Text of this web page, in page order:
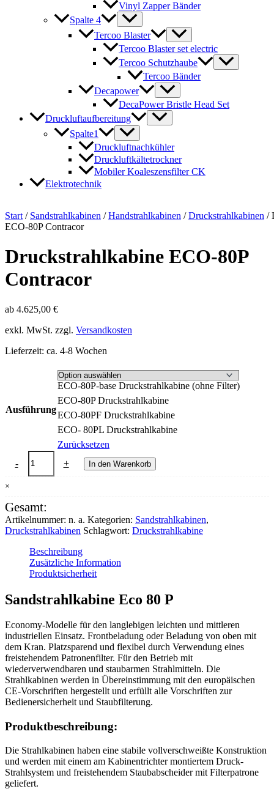
Vinyl Zapper Bänder
Spalte 4
Tercoo Blaster
Tercoo Blaster set electric
Tercoo Schutzhaube
Tercoo Bänder
Decapower
DecaPower Bristle Head Set
Druckluftaufbereitung
Spalte1
Druckluftnachkühler
Druckluftkältetrockner
Mobiler Koaleszensfilter CK
Elektrotechnik
Start / Sandstrahlkabinen /Handstrahlkabinen /Druckstrahlkabinen /
ECO-80P Contracor
Druckstrahlkabine ECO-80P
Contracor
ab 4.625,00 €
exkl. MwSt. zzgl. Versandkosten
Lieferzeit: ca. 4-8 Wochen
Ausführung
ECO-80P-base Druckstrahlkabine (ohne Filter)
ECO-80P Druckstrahlkabine
ECO-80PF Druckstrahlkabine
ECO- 80PL Druckstrahlkabine
Zurücksetzen
-
Druckstrahlkabine
ECO-
Contracor
+ In den Warenkorb
×
Gesamt:
Artikelnummer: n. a. Kategorien: Sandstrahlkabinen,
Druckstrahlkabinen Schlagwort: Druckstrahlkabine
Beschreibung
Zusätzliche Information
Produktsicherheit
Sandstrahlkabine Eco 80 P
Economy-Modelle für den langlebigen leichten und mittleren
industriellen Einsatz. Frontbeladung oder Beladung von oben mit
dem Kran. Platzsparend und flexibel durch Verwendung eines
freistehendem Patronenfilter. Für den Betrieb mit
wiederverwendbaren und staubarmen Strahlmitteln. Die
Strahlkabinen werden in Übereinstimmung mit den europäischen
CE-Vorschriften hergestellt und erfüllt alle Vorschriften zur
Bedienersicherheit und Staubfilterung.
Produktbeschreibung:
Die Strahlkabinen haben eine stabile vollverschweißte Konstruktion
und werden mit einem am Kabinentrichter montiertem Druck-
Strahlsystem und freistehendem Staubabscheider mit Filterpatrone
geliefert.